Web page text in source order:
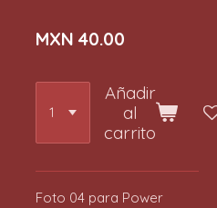
MXN 40.00
Añadir
al
carrito
Foto 04 para Power